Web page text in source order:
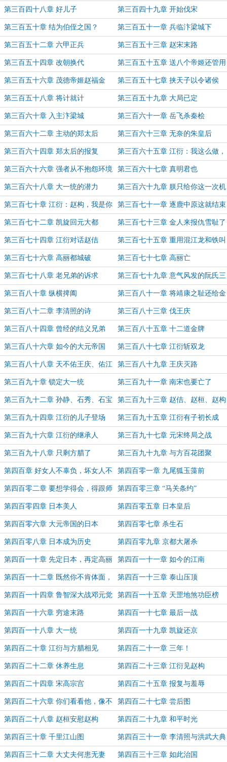
来了
第三百四十八章 好儿子 第三百四十九章 开始伐宋
第三百五十章 结为伯侄之国？ 第三百五十一章 兵临汴梁城下
第三百五十二章 六甲正兵 第三百五十三章 赵宋末路
第三百五十四章 改朝换代 第三百五十五章 送八个帝姬还管用
吗？
第三百五十六章 茂德帝姬赵福金 第三百五十七章 挟天子以令诸侯
第三百五十八章 将计就计 第三百五十九章 大局已定
第三百六十章 入主汴梁城 第三百六十一章 岳飞杀秦桧
第三百六十二章 主动的郑太后 第三百六十三章 无奈的朱皇后
第三百六十四章 郑太后的报复 第三百六十五章 江衍：我这么做，
也是有苦衷的
第三百六十六章 强者从不抱怨环境 第三百六十七章 真明君也
第三百六十八章 大一统的潜力 第三百六十九章 朕只给你这一次机
会
第三百七十章 江衍：赵构，我是你
爹！
第三百七十一章 逐鹿中原这就结束
了？！
第三百七十二章 凯旋回元大都 第三百七十三章 金人来报仇雪耻了
第三百七十四章 江衍对话赵佶 第三百七十五章 重用混江龙和铁叫
子
第三百七十六章 高丽都城破 第三百七十七章 高丽亡
第三百七十八章 老兄弟的诉求 第三百七十九章 意气风发的阮氏三
雄
第三百八十章 纵横捭阖 第三百八十一章 将靖康之耻还给金
人
第三百八十二章 李清照的诗 第三百八十三章 伐王庆
第三百八十四章 曾经的结义兄弟 第三百八十五章 十二道金牌
第三百八十六章 如今的大元帝国 第三百八十七章 江衍斩双龙
第三百八十八章 天不佑王庆、佑江
衍
第三百八十九章 王庆灭路
第三百九十章 锁定大一统 第三百九十一章 南宋也要亡了
第三百九十二章 孙静、石秀、石宝 第三百九十三章 赵佶、赵桓、赵构
再相见
第三百九十四章 江衍的儿子登场 第三百九十五章 江衍有子初长成
第三百九十六章 江衍的继承人 第三百九十七章 元宋终局之战
第三百九十八章 只剩方腊了 第三百九十九章 与方百花团聚
第四百章 好女人不辜负，坏女人不
浪费
第四百零一章 九尾狐玉藻前
第四百零二章 要想学得会，得跟师
傅睡
第四百零三章 “马关条约”
第四百零四章 日本美人 第四百零五章 日本皇后
第四百零六章 大元帝国的日本 第四百零七章 杀生石
第四百零八章 日本成为历史 第四百零九章 京都大屠杀
第四百一十章 先定日本，再定高丽 第四百一十一章 如今的江南
第四百一十二章 既然你不肯体面，
我只能帮你体面
第四百一十三章 泰山压顶
第四百一十四章 鲁智深大战邓元觉 第四百一十五章 天罡地煞功臣榜
第四百一十六章 穷途末路 第四百一十七章 最后一战
第四百一十八章 大一统 第四百一十九章 凯旋还京
第四百二十章 江衍与方腊相见 第四百二十一章 三年！
第四百二十二章 休养生息 第四百二十三章 江衍见赵构
第四百二十四章 宋高宗宫 第四百二十五章 报复与羞辱
第四百二十六章 你们看看他，像不
像一条狗？
第四百二十七章 尝后图
第四百二十八章 赵桓安慰赵构 第四百二十九章 和平时光
第四百三十章 千里江山图 第四百三十一章 李清照与洪武大典
第四百三十二章 大丈夫何患无妻 第四百三十三章 如此治国